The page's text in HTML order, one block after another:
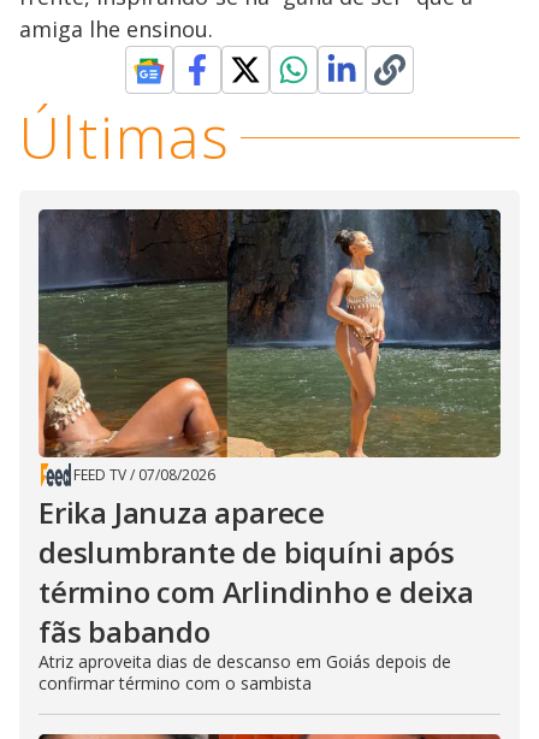
amiga lhe ensinou.
Últimas
FEED TV/ 07/08/2026
Erika Januza aparece
deslumbrante de biquíni após
término com Arlindinho e deixa
fãs babando
Atriz aproveita dias de descanso em Goiás depois de
confirmar término com o sambista